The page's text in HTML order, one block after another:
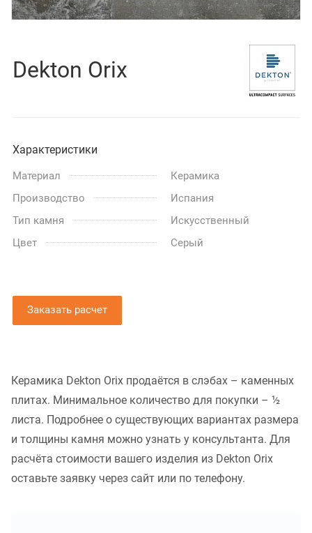
Dekton Orix
Характеристики
Материал
Керамика
Производство
Испания
Тип камня
Искусственный
Цвет
Серый
Заказать расчет
Керамика Dekton Orix продаётся в слэбах – каменных
плитах. Минимальное количество для покупки – ½
листа. Подробнее о существующих вариантах размера
и толщины камня можно узнать у консультанта. Для
расчёта стоимости вашего изделия из Dekton Orix
оставьте заявку через сайт или по телефону.